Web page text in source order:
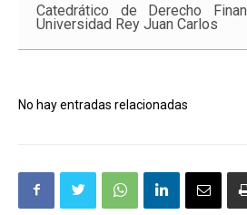
Catedrático de Derecho
Universidad Rey Juan Carlos
No hay entradas relacionadas